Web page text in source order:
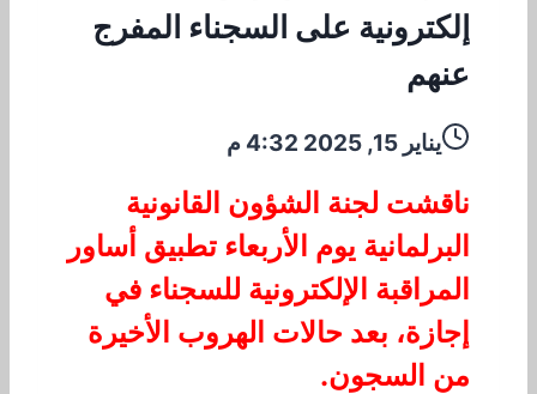
إلكترونية على السجناء المفرج
عنهم
يناير 15, 2025 4:32 م
ناقشت لجنة الشؤون القانونية
البرلمانية يوم الأربعاء تطبيق أساور
المراقبة الإلكترونية للسجناء في
إجازة، بعد حالات الهروب الأخيرة
من السجون.